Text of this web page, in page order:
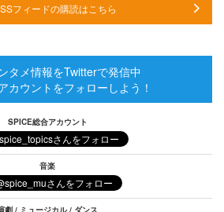
フィードの購読はこちら
タメ情報をTwitterで発信中
カウントをフォローしよう！
SPICE総合アカウント
音楽
劇 / ミュージカル / ダンス